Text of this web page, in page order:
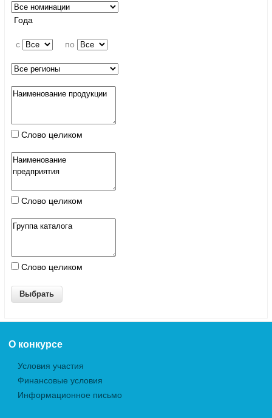
Года
c по
Слово целиком
Слово целиком
Слово целиком
О конкурсе
Условия участия
Финансовые условия
Информационное письмо